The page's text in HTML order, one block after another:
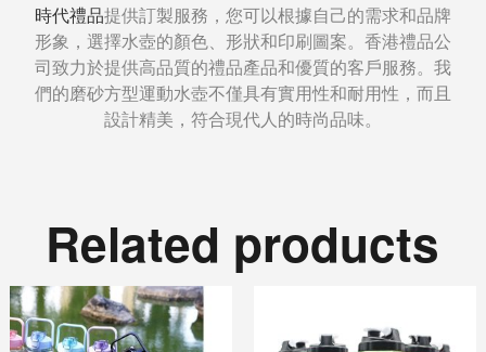
時代禮品提供訂製服務，您可以根據自己的需求和品牌
形象，選擇水壺的顏色、形狀和印刷圖案。香港禮品公
司致力於提供高品質的禮品產品和優質的客戶服務。我
們的磨砂方型運動水壺不僅具有實用性和耐用性，而且
設計精美，符合現代人的時尚品味。
Related products